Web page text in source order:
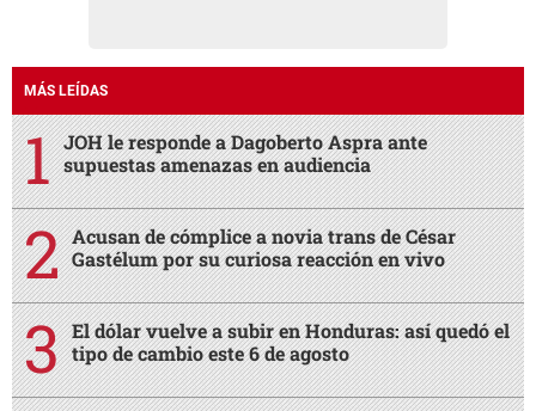
MÁS LEÍDAS
JOH le responde a Dagoberto Aspra ante
supuestas amenazas en audiencia
Acusan de cómplice a novia trans de César
Gastélum por su curiosa reacción en vivo
El dólar vuelve a subir en Honduras: así quedó el
tipo de cambio este 6 de agosto